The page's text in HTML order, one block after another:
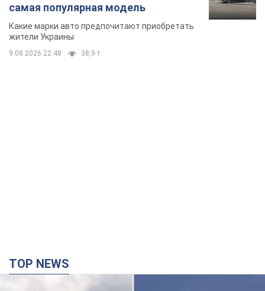
самая популярная модель
Какие марки авто предпочитают приобретать
жители Украины
9.08.2026 22:48 38,9 т.
TOP NEWS